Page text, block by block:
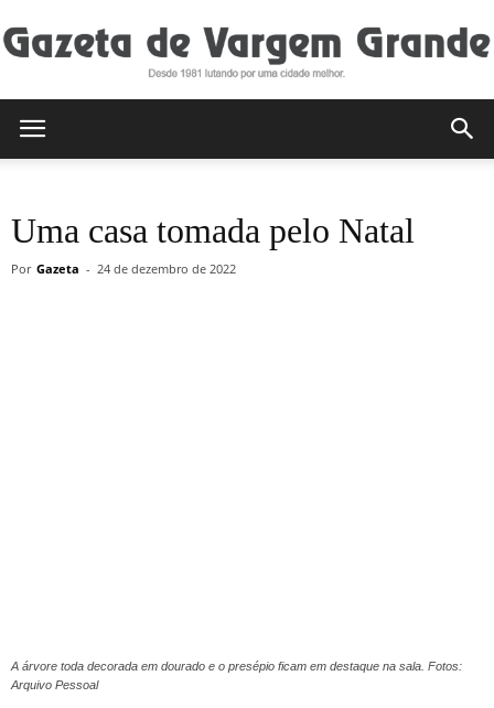
de
Uma casa tomada pelo Natal
Por Gazeta - 24 de dezembro de 2022
A árvore toda decorada em dourado e o presépio ficam em destaque na sala. Fotos:
Arquivo Pessoal